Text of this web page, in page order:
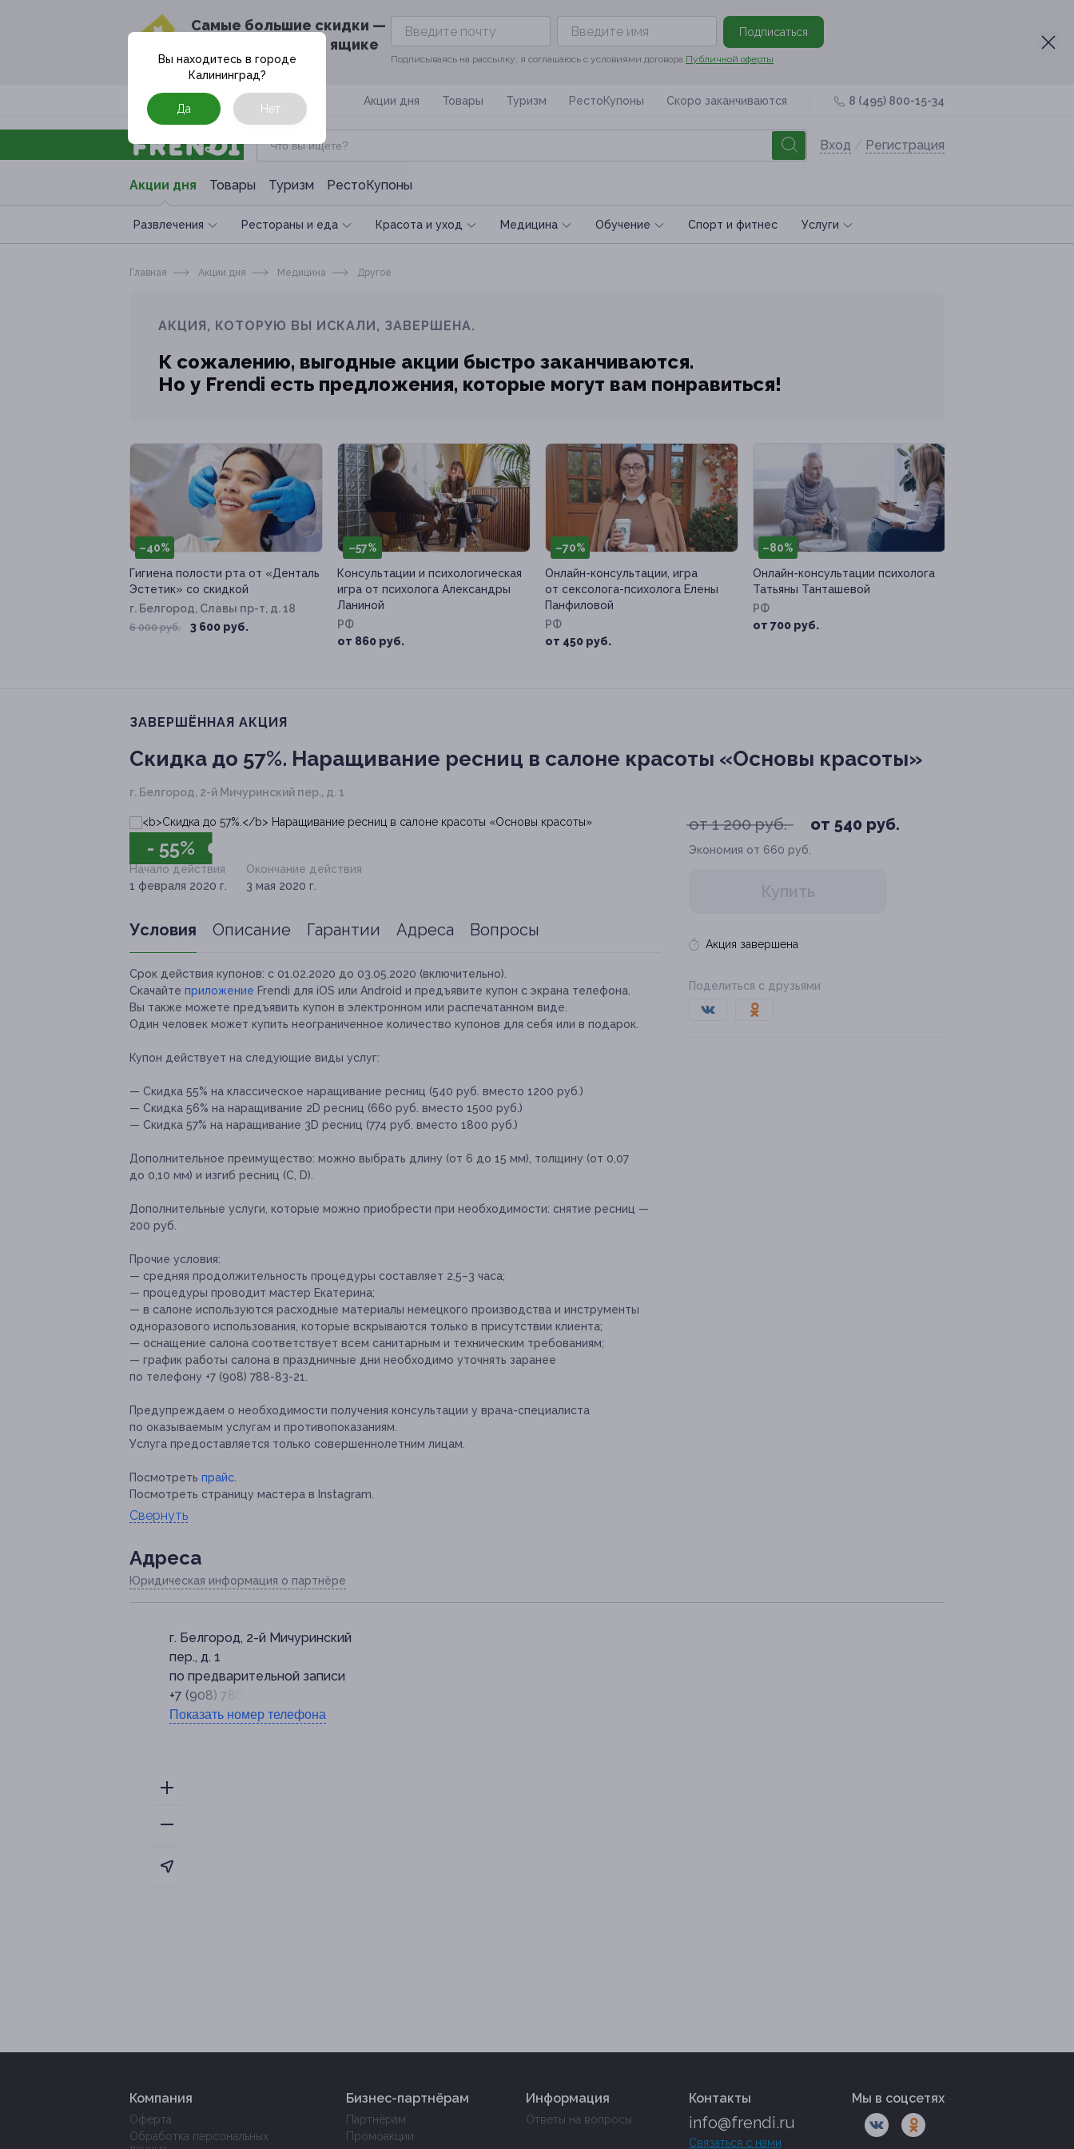
Cамые большие скидки —
в твоём почтовом ящике
Подписаться
Подписываясь на рассылку, я соглашаюсь с условиями договора Публичной оферты
Москва Акции дня Товары Туризм РестоКупоны Скоро заканчиваются 8 (495) 800-15-34
Вход / Регистрация
Акции дня Товары Туризм РестоКупоны
Развлечения Рестораны и еда Красота и уход Медицина Обучение Спoрт и фитнес Услуги
Вы находитесь в городе
Калининград?
Да Нет
Главная Акции дня Медицина Другое
АКЦИЯ, КОТОРУЮ ВЫ ИСКАЛИ, ЗАВЕРШЕНА.
К сожалению, выгодные акции быстро заканчиваются.
Но у Frendi есть предложения, которые могут вам понравиться!
–40%
Гигиена полости рта от «Денталь
Эстетик» со скидкой
г. Белгород, Славы пр-т, д. 18
6 000 руб. 3 600 руб.
–57%
Консультации и психологическая
игра от психолога Александры
Ланиной
РФ
от 860 руб.
–70%
Онлайн-консультации, игра
от сексолога-психолога Елены
Панфиловой
РФ
от 450 руб.
–80%
Онлайн-консультации психолога
Татьяны Танташевой
РФ
от 700 руб.
ЗАВЕРШЁННАЯ АКЦИЯ
Скидка до 57%. Наращивание ресниц в салоне красоты «Основы красоты»
г. Белгород, 2-й Мичуринский пер., д. 1
- 55%
от 1 200 руб. от 540 руб.
Экономия от 660 руб.
Купить
Акция завершена
Поделиться с друзьями
Начало действия
1 февраля 2020 г.
Окончание действия
3 мая 2020 г.
Условия Описание Гарантии Адреса Вопросы
Срок действия купонов: с 01.02.2020 до 03.05.2020 (включительно).
Скачайте приложение Frendi для iOS или Android и предъявите купон с экрана телефона.
Вы также можете предъявить купон в электронном или распечатанном виде.
Один человек может купить неограниченное количество купонов для себя или в подарок.
Купон действует на следующие виды услуг:
— Скидка 55% на классическое наращивание ресниц (540 руб. вместо 1200 руб.)
— Скидка 56% на наращивание 2D ресниц (660 руб. вместо 1500 руб.)
— Скидка 57% на наращивание 3D ресниц (774 руб. вместо 1800 руб.)
Дополнительное преимущество: можно выбрать длину (от 6 до 15 мм), толщину (от 0,07
до 0,10 мм) и изгиб ресниц (C, D).
Дополнительные услуги, которые можно приобрести при необходимости: снятие ресниц —
200 руб.
Прочие условия:
— средняя продолжительность процедуры составляет 2,5–3 часа;
— процедуры проводит мастер Екатерина;
— в салоне используются расходные материалы немецкого производства и инструменты
одноразового использования, которые вскрываются только в присутствии клиента;
— оснащение салона соответствует всем санитарным и техническим требованиям;
— график работы салона в праздничные дни необходимо уточнять заранее
по телефону +7 (908) 788-83-21.
Предупреждаем о необходимости получения консультации у врача-специалиста
по оказываемым услугам и противопоказаниям.
Услуга предоставляется только совершеннолетним лицам.
Посмотреть прайс
Посмотреть страницу мастера в Instagram.
Свернуть
Адресa
Юридическая информация о партнёре
г. Белгород, 2-й Мичуринский
пер., д. 1
по предварительной записи
+7 (908) 788-83-21
Показать номер телефона
Компания
Оферта
Обработка персональных
Бизнес-партнёрам
Партнёрам
Промоакции
Информация
Ответы на вопросы
Контакты
info@frendi.ru
Связаться с нами
Мы в соцсетях